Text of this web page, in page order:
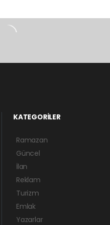
KATEGORİLER
Ramazan
Güncel
İlan
Reklam
Turizm
Emlak
Yazarlar